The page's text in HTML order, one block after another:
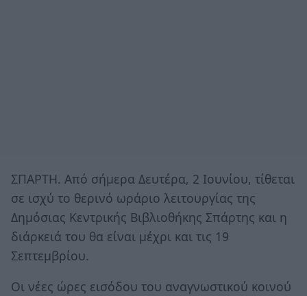
ΣΠΑΡΤΗ. Από σήμερα Δευτέρα, 2 Ιουνίου, τίθεται
σε ισχύ το θερινό ωράριο λειτουργίας της
Δημόσιας Κεντρικής Βιβλιοθήκης Σπάρτης και η
διάρκειά του θα είναι μέχρι και τις 19
Σεπτεμβρίου.
Οι νέες ώρες εισόδου του αναγνωστικού κοινού